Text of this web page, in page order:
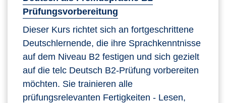
Prüfungsvorbereitung
Dieser Kurs richtet sich an fortgeschrittene
Deutschlernende, die ihre Sprachkenntnisse
auf dem Niveau B2 festigen und sich gezielt
auf die telc Deutsch B2-Prüfung vorbereiten
möchten. Sie trainieren alle
prüfungsrelevanten Fertigkeiten - Lesen,